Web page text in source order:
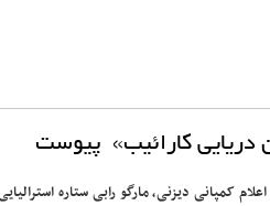
دریایی کارائیب» پیوست
اعلام کمپانی دیزنی، مارگو رابی ستاره